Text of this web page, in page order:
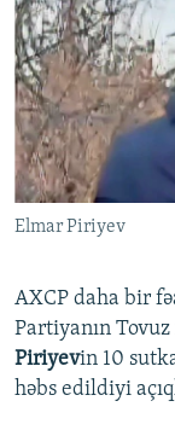
Elmar Piriyev
AXCP daha bir
Partiyanın
Piriyevin 10
həbs edildiyi